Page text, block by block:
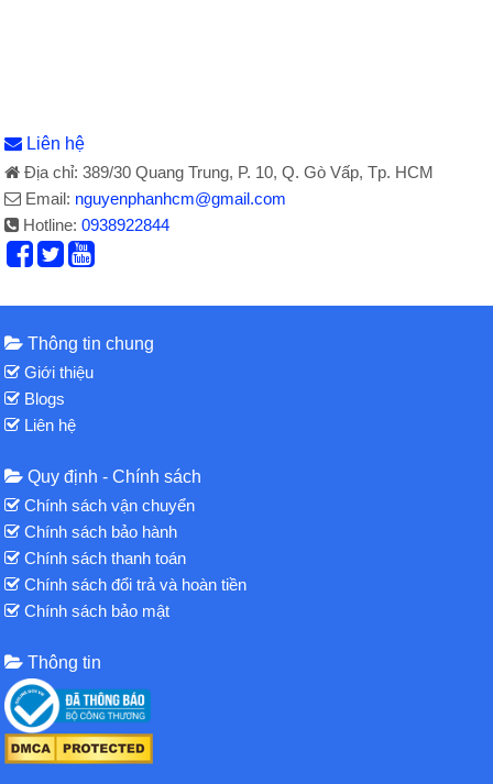
Liên hệ
Địa chỉ: 389/30 Quang Trung, P. 10, Q. Gò Vấp, Tp. HCM
Email: nguyenphanhcm@gmail.com
Hotline:0938922844
Thông tin chung
Giới thiệu
Blogs
Liên hệ
Quy định - Chính sách
Chính sách vận chuyển
Chính sách bảo hành
Chính sách thanh toán
Chính sách đổi trả và hoàn tiền
Chính sách bảo mật
Thông tin